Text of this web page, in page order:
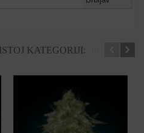
KATEGORIJI: